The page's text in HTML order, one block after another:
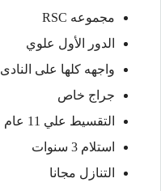
مجموعه RSC
الدور الأول علوي
واجهه كلها على النادى
جراج خاص
التقسيط علي 11 عام
استلام 3 سنوات
التنازل مجانا